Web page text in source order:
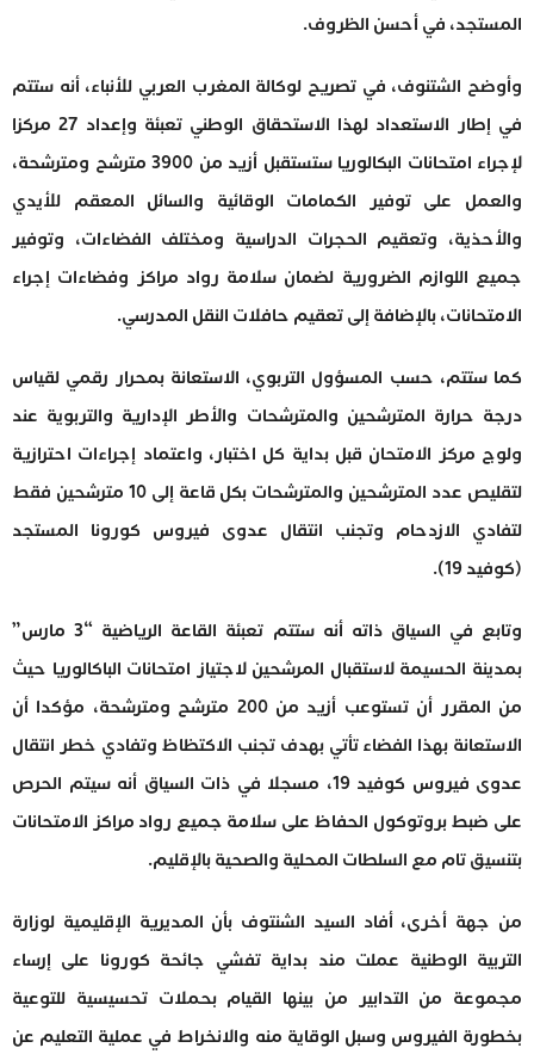
المستجد، في أحسن الظروف.
وأوضح الشتنوف، في تصريح لوكالة المغرب العربي للأنباء، أنه ستتم
في إطار الاستعداد لهذا الاستحقاق الوطني تعبئة وإعداد 27 مركزا
لإجراء امتحانات البكالوريا ستستقبل أزيد من 3900 مترشح ومترشحة،
والعمل على توفير الكمامات الوقائية والسائل المعقم للأيدي
والأحذية، وتعقيم الحجرات الدراسية ومختلف الفضاءات، وتوفير
جميع اللوازم الضرورية لضمان سلامة رواد مراكز وفضاءات إجراء
الامتحانات، بالإضافة إلى تعقيم حافلات النقل المدرسي.
كما ستتم، حسب المسؤول التربوي، الاستعانة بمحرار رقمي لقياس
درجة حرارة المترشحين والمترشحات والأطر الإدارية والتربوية عند
ولوج مركز الامتحان قبل بداية كل اختبار، واعتماد إجراءات احترازية
لتقليص عدد المترشحين والمترشحات بكل قاعة إلى 10 مترشحين فقط
لتفادي الازدحام وتجنب انتقال عدوى فيروس كورونا المستجد
(كوفيد 19).
وتابع في السياق ذاته أنه ستتم تعبئة القاعة الرياضية “3 مارس”
بمدينة الحسيمة لاستقبال المرشحين لاجتياز امتحانات الباكالوريا حيث
من المقرر أن تستوعب أزيد من 200 مترشح ومترشحة، مؤكدا أن
الاستعانة بهذا الفضاء تأتي بهدف تجنب الاكتظاظ وتفادي خطر انتقال
عدوى فيروس كوفيد 19، مسجلا في ذات السياق أنه سيتم الحرص
على ضبط بروتوكول الحفاظ على سلامة جميع رواد مراكز الامتحانات
بتنسيق تام مع السلطات المحلية والصحية بالإقليم.
من جهة أخرى، أفاد السيد الشنتوف بأن المديرية الإقليمية لوزارة
التربية الوطنية عملت مند بداية تفشي جائحة كورونا على إرساء
مجموعة من التدابير من بينها القيام بحملات تحسيسية للتوعية
بخطورة الفيروس وسبل الوقاية منه والانخراط في عملية التعليم عن